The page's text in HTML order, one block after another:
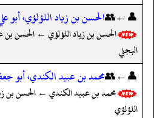
👤←👥الحسن بن زياد اللؤلؤي، أبو
الحسن بن زياد اللؤلؤي ← الحسن بن
البجلي
👤←👥محمد بن عبيد الكندي، أبو
محمد بن عبيد الكندي ← الحسن بن
اللؤلؤي